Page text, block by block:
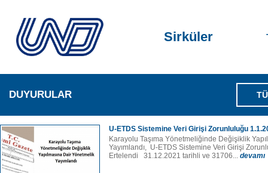
Sirküler
DUYURULAR
U-ETDS Sistemine Veri Girişi Zorunluluğu
Karayolu Taşıma Yönetmeliğinde Değişiklik
Yayımlandı, U-ETDS Sistemine Veri Girişi
Ertelendi 31.12.2021 tarihli ve 31706... devamı